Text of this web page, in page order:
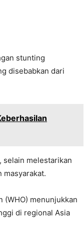
stunting
disebabkan dari
selain melestarikan
masyarakat.
(WHO) menunjukkan
di regional Asia